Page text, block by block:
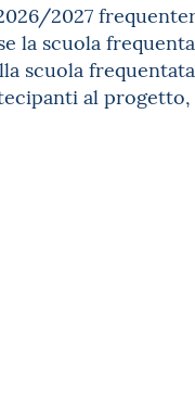
2027
la scuola
scuola
al